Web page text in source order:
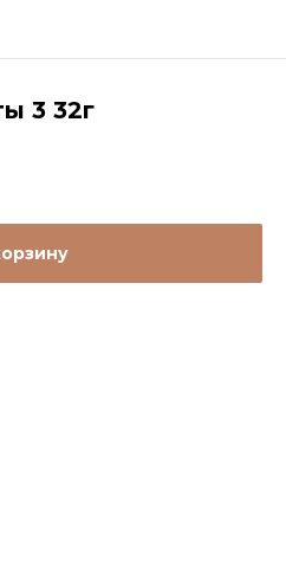
3 32г